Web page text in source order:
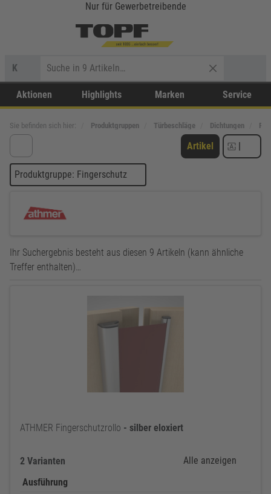
Nur für Gewerbetreibende
K
Aktionen Highlights Marken Service
Sie befinden sich hier: Produktgruppen Türbeschläge Dichtungen
Artikel |
Produktgruppe: Fingerschutz
Ihr Suchergebnis besteht aus diesen 9 Artikeln (kann ähnliche
Treffer enthalten)…
ATHMER Fingerschutzrollo - silber eloxiert
2 Varianten
Alle anzeigen
Ausführung